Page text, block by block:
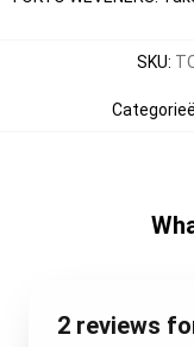
SKU:
2 reviews